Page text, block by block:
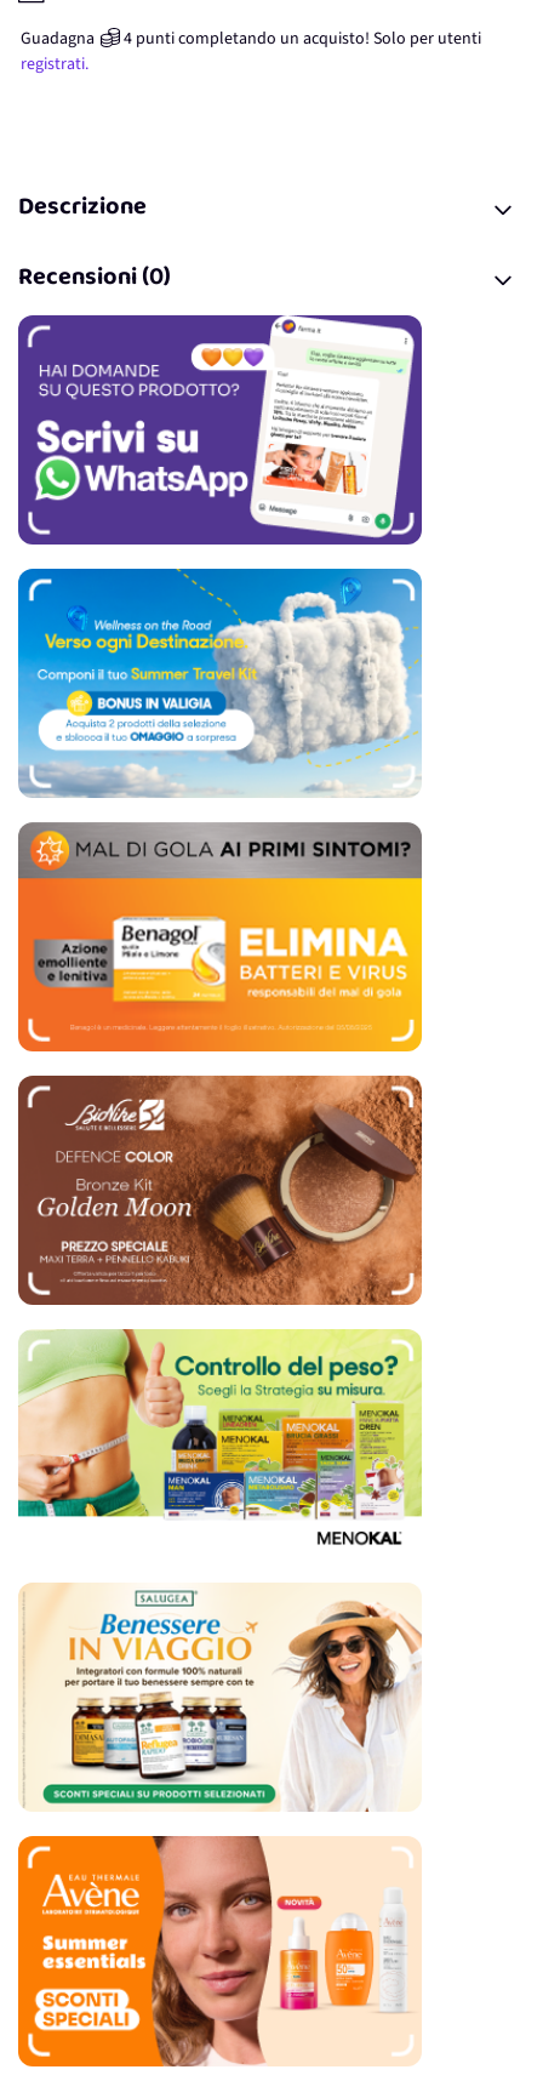
Guadagna 4 punticompletando un acquisto! Solo per utenti
registrati.
Descrizione
Recensioni (0)